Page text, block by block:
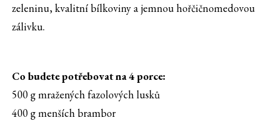
zeleninu, kvalitní bílkoviny a jemnou hořčičnomedovou
zálivku.
Co budete potřebovat na 4 porce:
500 g mražených fazolových lusků
400 g menších brambor